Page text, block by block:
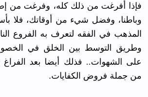
فإذا أفرغت من ذلك كله، وفرغت من
وباطنا، وفضل شيء من أوقاتك، فلا
المذهب في الفقه لتعرف به الفروع
وطريق التوسط بين الخلق في
على الشهوات.. فذلك أيضا بعد
من جملة فروض الكفايات.